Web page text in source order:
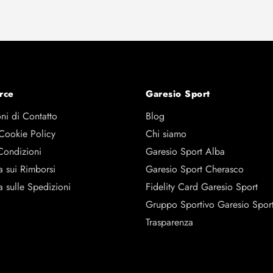
di Contatto
Policy
sui Rimborsi
sulle Spedizioni
Garesio Sport
Blog
Chi siamo
Garesio Sport Alba
Garesio Sport Cherasco
Fidelity Card Garesio Sport
Gruppo Sportivo Garesio
Trasparenza